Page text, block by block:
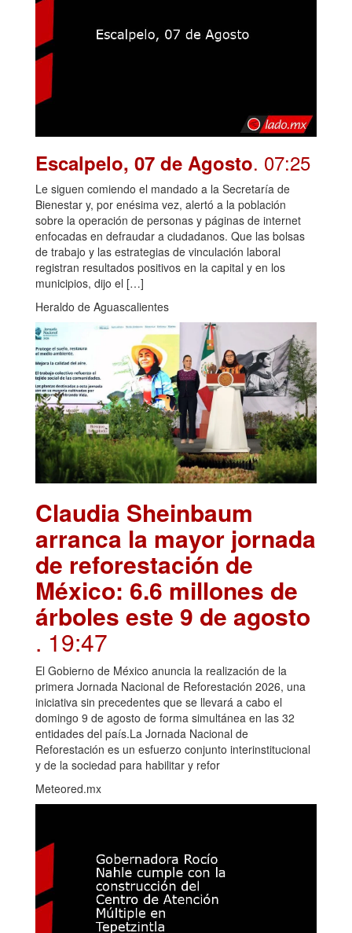
Escalpelo, 07 de Agosto. 07:25
Le siguen comiendo el mandado a la Secretaría de
Bienestar y, por enésima vez, alertó a la población
sobre la operación de personas y páginas de internet
enfocadas en defraudar a ciudadanos. Que las bolsas
de trabajo y las estrategias de vinculación laboral
registran resultados positivos en la capital y en los
municipios, dijo el […]
Heraldo de Aguascalientes
Claudia Sheinbaum
arranca la mayor jornada
de reforestación de
México: 6.6 millones de
árboles este 9 de agosto
. 19:47
El Gobierno de México anuncia la realización de la
primera Jornada Nacional de Reforestación 2026, una
iniciativa sin precedentes que se llevará a cabo el
domingo 9 de agosto de forma simultánea en las 32
entidades del país.La Jornada Nacional de
Reforestación es un esfuerzo conjunto interinstitucional
y de la sociedad para habilitar y refor
Meteored.mx